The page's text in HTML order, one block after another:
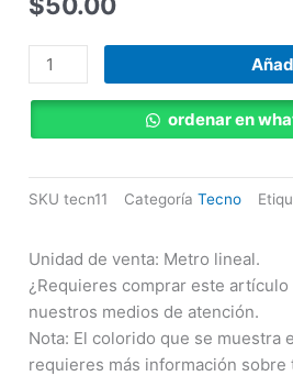
Tecno
|
Blanco
cantidad
ordenar en
SKU tecn11 Categoría Tecno
Unidad de venta: Metro lineal.
¿Requieres comprar este
nuestros medios de atención.
Nota: El colorido que se muestra
requieres más información